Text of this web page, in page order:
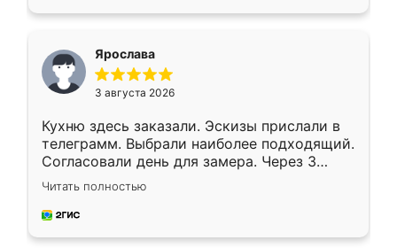
Ярослава
3 августа 2026
Кухню здесь заказали. Эскизы прислали в
телеграмм. Выбрали наиболее подходящий.
Согласовали день для замера. Через 3
недели кухня была уже готова. Остались
довольны работой. Спасибо Ренессанс
мебель за качественную работу!
Читать полностью